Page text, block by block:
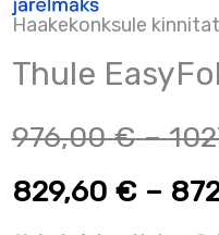
Haakekonksule
Thule
976,00€ –
829,60 € –
EasyFold
2